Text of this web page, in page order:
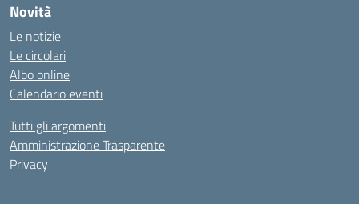
Novità
Le notizie
Le circolari
Albo online
Calendario eventi
Tutti gli argomenti
Amministrazione Trasparente
Privacy